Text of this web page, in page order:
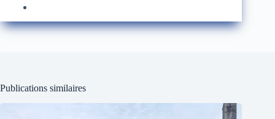
Publications similaires